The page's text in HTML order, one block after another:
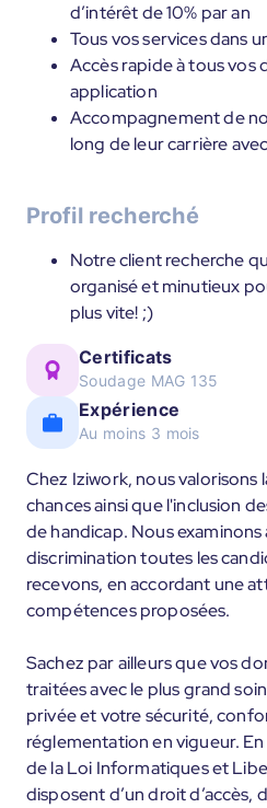
d’intérêt de 10% par an
Tous vos services dans
Accès rapide à tous vos
application
Accompagnement de
long de leur carrière
Profil recherché
Notre client recherche
organisé et minutieux
plus vite! ;)
Certificats
Soudage MAG 135
Expérience
Au moins 3 mois
Chez Iziwork, nous valorisons
chances ainsi que l'inclusion
de handicap. Nous
discrimination toutes les
recevons, en accordant une
compétences proposées.
Sachez par ailleurs que vos
traitées avec le plus grand
privée et votre sécurité,
réglementation en vigueur.
de la Loi Informatiques et
disposent d’un droit d’accès,